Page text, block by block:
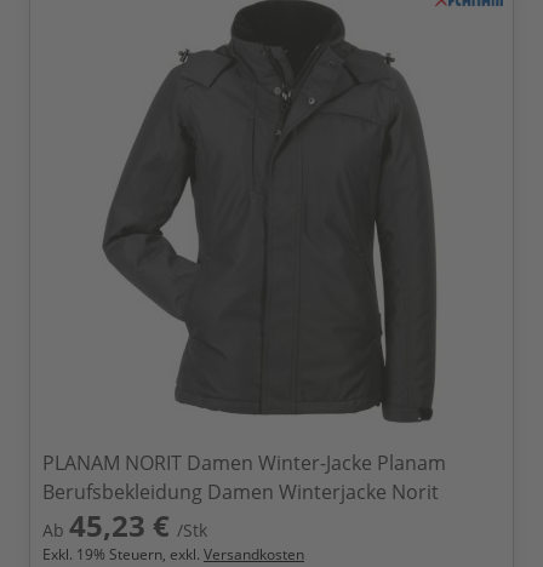
PLANAM NORIT Damen Winter-Jacke Planam
Berufsbekleidung Damen Winterjacke Norit
Ab 45,23 € /Stk
Exkl. 19% Steuern, exkl. Versandkosten